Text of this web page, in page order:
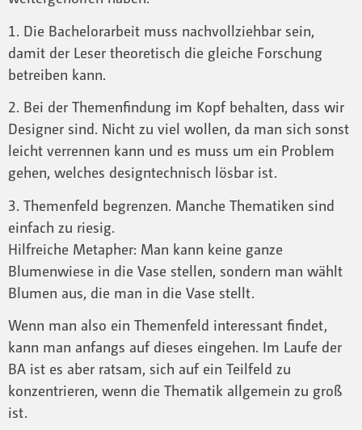
1. Die Bachelorarbeit muss nachvollziehbar sein,
damit der Leser theoretisch die gleiche Forschung
betreiben kann.
2. Bei der Themenfindung im Kopf behalten, dass wir
Designer sind. Nicht zu viel wollen, da man sich sonst
leicht verrennen kann und es muss um ein Problem
gehen, welches designtechnisch lösbar ist.
3. Themenfeld begrenzen. Manche Thematiken sind
einfach zu riesig.
Hilfreiche Metapher: Man kann keine ganze
Blumenwiese in die Vase stellen, sondern man wählt
Blumen aus, die man in die Vase stellt.
Wenn man also ein Themenfeld interessant findet,
kann man anfangs auf dieses eingehen. Im Laufe der
BA ist es aber ratsam, sich auf ein Teilfeld zu
konzentrieren, wenn die Thematik allgemein zu groß
ist.